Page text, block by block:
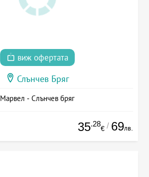
виж офертата
Слънчев Бряг
Марвел - Слънчев бряг
35.28
€ / 69лв.